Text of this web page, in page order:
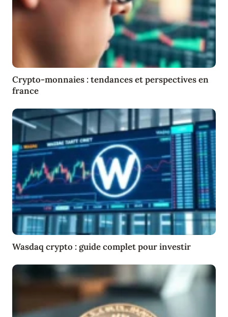
Crypto-monnaies : tendances et perspectives en
france
Wasdaq crypto : guide complet pour investir